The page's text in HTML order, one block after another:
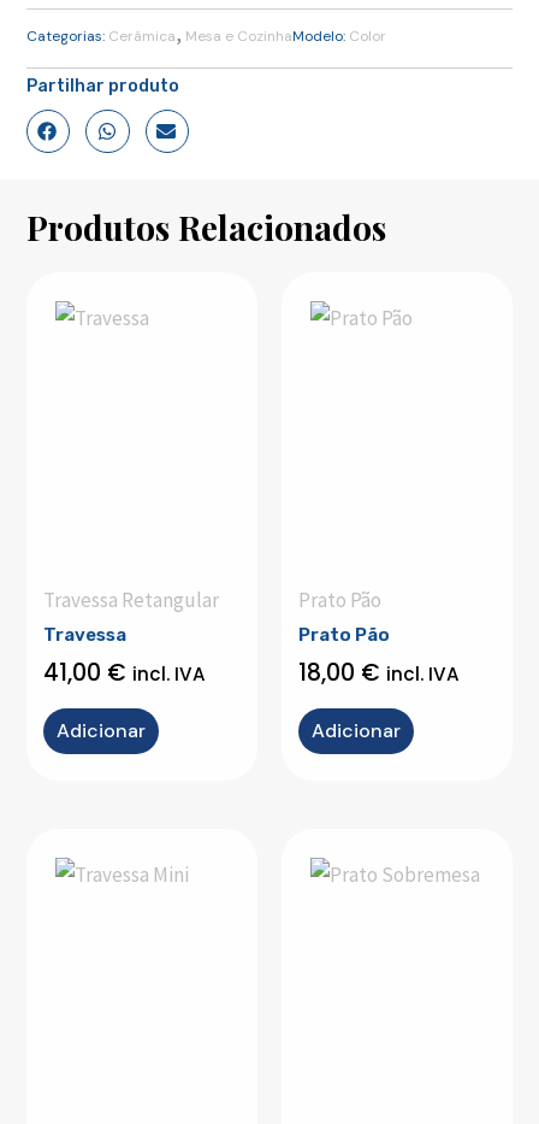
Categorias: Cerâmica, Mesa e CozinhaModelo: Color
Partilhar produto
Produtos Relacionados
Travessa Retangular
Travessa
41,00 € incl. IVA
Adicionar
Prato Pão
Prato Pão
18,00 € incl. IVA
Adicionar